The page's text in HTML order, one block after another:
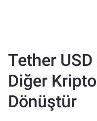
Tether
Diğer
Dönüştür